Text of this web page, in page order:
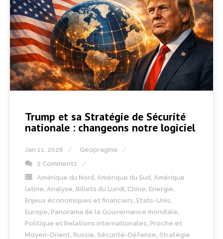
Trump et sa Stratégie de Sécurité
nationale : changeons notre logiciel
Jan 11, 2026
Geopragma
2 Comments
Amérique du Nord Amérique du Sud Amérique
latine Analyse Billets du Lundi Chine Energie
Enjeux économiques et financiers Etats-Unis
Europe Panorama de la Gouvernance mondiale
Politique et Relations internationales Proche et
Moyen-Orient Russie Sécurité-Défense Stratégie